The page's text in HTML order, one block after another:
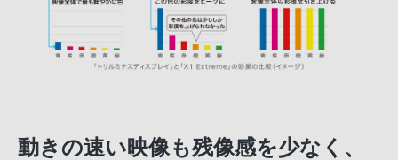
動きの速い映像も残像感を少なく、